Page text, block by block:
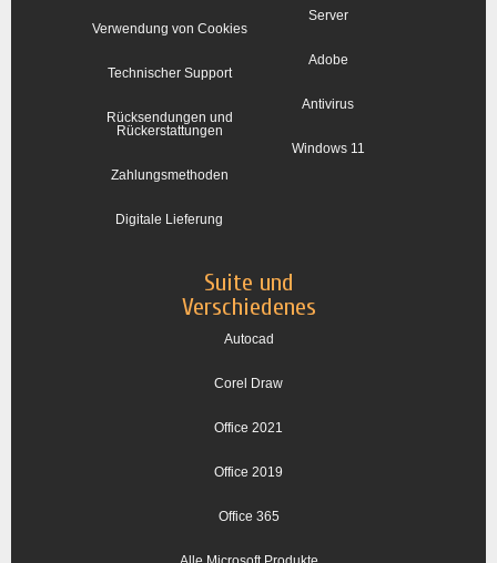
Verwendung von Cookies
Technischer Support
Rücksendungen und
Rückerstattungen
Zahlungsmethoden
Digitale Lieferung
Server
Adobe
Antivirus
Windows 11
Suite und
Verschiedenes
Autocad
Corel Draw
Office 2021
Office 2019
Office 365